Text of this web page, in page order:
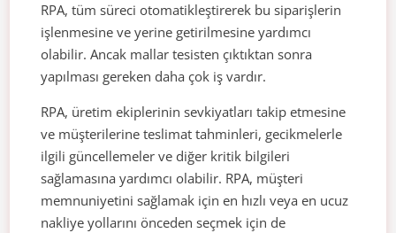
RPA, tüm süreci otomatikleştirerek bu siparişlerin
işlenmesine ve yerine getirilmesine yardımcı
olabilir. Ancak mallar tesisten çıktıktan sonra
yapılması gereken daha çok iş vardır.
RPA, üretim ekiplerinin sevkiyatları takip etmesine
ve müşterilerine teslimat tahminleri, gecikmelerle
ilgili güncellemeler ve diğer kritik bilgileri
sağlamasına yardımcı olabilir. RPA, müşteri
memnuniyetini sağlamak için en hızlı veya en ucuz
nakliye yollarını önceden seçmek için de